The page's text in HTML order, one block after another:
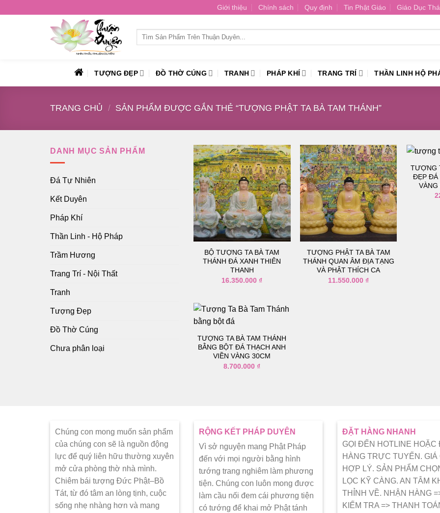
Giới thiệu Chính sách Quy định Tin Phật Giáo Giáo Dục
Tìm
TƯỢNG ĐẸP ĐỒ THỜ CÚNG TRANH PHÁP KHÍ TRANG TRÍ THẦN LINH HỘ
TRANG CHỦ / SẢN PHẨM ĐƯỢC GẮN THẺ “TƯỢNG PHẬT TA BÀ TAM THÁNH”
DANH MỤC SẢN PHẨM
Đá Tự Nhiên
Kết Duyên
Pháp Khí
Thần Linh - Hộ Pháp
Trầm Hương
Trang Trí - Nội Thất
Tranh
Tượng Đẹp
Đồ Thờ Cúng
Chưa phân loại
Thêm
vào
danh
sách
yêu
thích
BỘ TƯỢNG TA BÀ TAM
THÁNH ĐÁ XANH THIÊN
THANH
16.350.000 ₫
Thêm
vào
danh
sách
yêu
thích
TƯỢNG PHẬT TA BÀ TAM
THÁNH QUAN ÂM ĐỊA TẠNG
VÀ PHẬT THÍCH CA
11.550.000 ₫
TƯỢNG
ĐẸP ĐÁ
VÀNG
Thêm
TƯỢNG TA BÀ TAM THÁNH
BẰNG BỘT ĐÁ THẠCH ANH
VIỀN VÀNG 30CM
8.700.000 ₫
Chúng con mong muốn sản phẩm
của chúng con sẽ là nguồn động
lực để quý liên hữu thường xuyên
mở cửa phòng thờ nhà mình.
Chiêm bái tượng Đức Phật–Bồ
Tát, từ đó tâm an lòng tịnh, cuộc
sống nhẹ nhàng hơn và mang
RỘNG KẾT PHÁP DUYÊN
Vì sở nguyện mang Phật Pháp
đến với mọi người bằng hình
tướng trang nghiêm làm phương
tiện. Chúng con luôn mong được
làm cầu nối đem cái phương tiện
có tướng để khai mở Phật tánh
ĐẶT HÀNG NHANH
GỌI ĐẾN HOTLINE HOẶC
HÀNG TRỰC TUYẾN. GIÁ
HỢP LÝ. SẢN PHẨM
LỌC KỸ CÀNG. AN TÂM
THỈNH VỀ. NHẬN HÀNG
KIẾM TRA => THANH